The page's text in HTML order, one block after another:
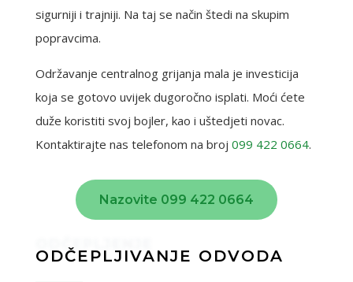
sigurniji i trajniji. Na taj se način štedi na skupim
popravcima.
Održavanje centralnog grijanja mala je investicija
koja se gotovo uvijek dugoročno isplati. Moći ćete
duže koristiti svoj bojler, kao i uštedjeti novac.
Kontaktirajte nas telefonom na broj 099 422 0664.
Nazovite 099 422 0664
ODČEPLJENJE
ODČEPLJIVANJE ODVODA